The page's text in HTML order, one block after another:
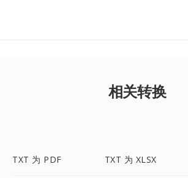
相关转换
TXT 为 PDF TXT 为 XLSX